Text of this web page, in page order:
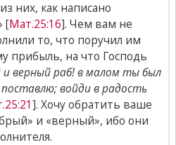
них, как написано
[Мат.25:16]. Чем вам не
то, что поручил им
прибыль, на что Господь
верный раб! в малом ты был
войди в радость
]. Хочу обратить ваше
и «верный», ибо они